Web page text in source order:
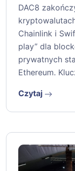
DAC8
Chainlink i
play” dla
prywatnych
Ethereum.
Czytaj